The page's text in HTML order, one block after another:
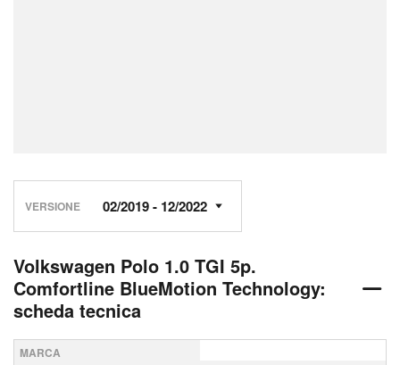
VERSIONE
Volkswagen Polo 1.0 TGI 5p.
Comfortline BlueMotion Technology:
scheda tecnica
MARCA